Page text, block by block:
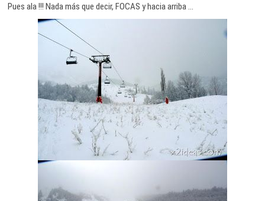
Pues ala !!! Nada más que decir, FOCAS y hacia arriba …